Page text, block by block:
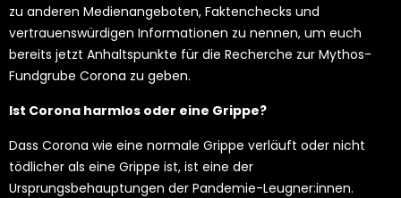
zu anderen Medienangeboten, Faktenchecks und
vertrauenswürdigen Informationen zu nennen, um euch
bereits jetzt Anhaltspunkte für die Recherche zur Mythos-
Fundgrube Corona zu geben.
Ist Corona harmlos oder eine Grippe?
Dass Corona wie eine normale Grippe verläuft oder nicht
tödlicher als eine Grippe ist, ist eine der
Ursprungsbehauptungen der Pandemie-Leugner:innen.